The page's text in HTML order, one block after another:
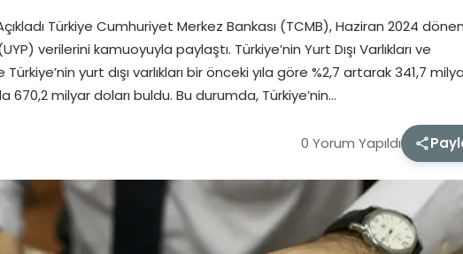
Türkiye Cumhuriyet Merkez Bankası (TCMB), Haziran 2024
verilerini kamuoyuyla paylaştı. Türkiye’nin Yurt Dışı Varlıkları ve
yurt dışı varlıkları bir önceki yıla göre %2,7 artarak 341,7
670,2 milyar doları buldu. Bu durumda, Türkiye’nin…
0 Yorum Yapıldı